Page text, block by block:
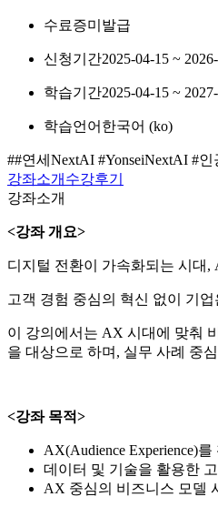
수료증미발급
신청기간2025-04-15 ~
학습기간2025-04-15 ~
학습언어 한국어 ‎(ko)‎
##연세NextAI #YonseiNextAI #
강좌소개 수강후기
강좌소개
<강좌 개요>
디지털 전환이 가속화되는 시대,
고객 경험 중심의 혁신 없이 기
이 강의에서는 AX 시대에 맞춰
을 대상으로 하며, 실무 사례 중
<강좌 목적>
AX(Audience Experience)
데이터 및 기술을 활용한
AX 중심의 비즈니스 모델